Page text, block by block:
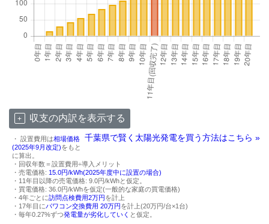
収支の内訳を表示する
千葉県で賢く太陽光発電を買う方法はこちら »
・ 設置費用は相場価格
(2025年9月改定)をもと
に算出。
・回収年数＝設置費用÷導入メリット
・売電価格: 15.0円/kWh(2025年度中に設置の場合)
・11年目以降の売電価格: 9.0円/kWhと仮定。
・買電価格: 36.0円/kWhを仮定(一般的な家庭の買電価格)
・4年ごとに訪問点検費用2万円を計上
・17年目にパワコン交換費用 20万円を計上(20万円/台×1台)
・毎年0.27%ずつ発電量が劣化していく と仮定。